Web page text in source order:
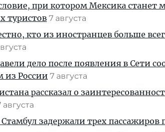
при котором Мексика станет
туристов 7 августа
кто из иностранцев больше
дело после появления в Сети
из России 7 августа
рассказал о
августа
Стамбул задержали трех пассажиров